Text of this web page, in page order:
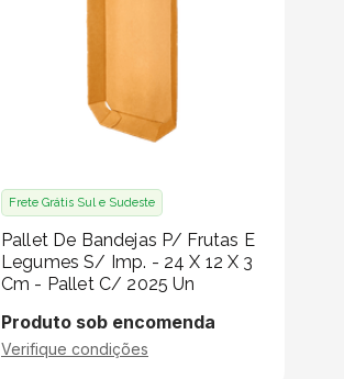
Frete Grátis Sul e Sudeste
Pallet De Bandejas P/ Frutas E
Legumes S/ Imp. - 24 X 12 X 3
Cm - Pallet C/ 2025 Un
Produto sob encomenda
Verifique condições